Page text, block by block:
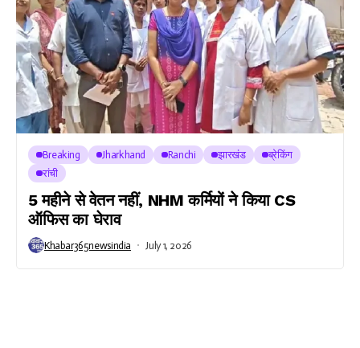
Breaking Jharkhand Ranchi झारखंड
ब्रेकिंग
रांची
5 महीने से वेतन नहीं, NHM कर्मियों ने किया CS
ऑफिस का घेराव
Khabar365newsindia July 1, 2026